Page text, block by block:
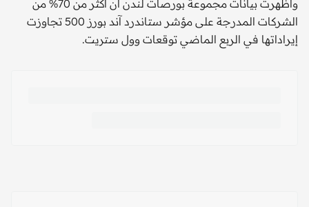
وأظهرت بيانات مجموعة بورصات لندن أن أكثر من 70% من
الشركات المدرجة على مؤشر ستاندرد آند بورز 500 تجاوزت
إيراداتها في الربع الماضي توقعات وول ستريت.